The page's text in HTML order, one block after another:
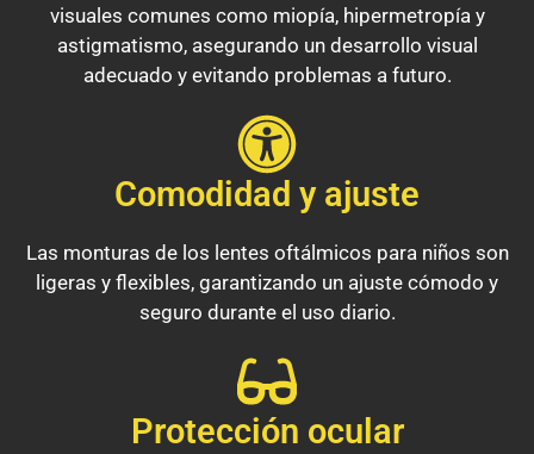
visuales comunes como miopía, hipermetropía y
astigmatismo, asegurando un desarrollo visual
adecuado y evitando problemas a futuro.
Comodidad y ajuste
Las monturas de los lentes oftálmicos para niños son
ligeras y flexibles, garantizando un ajuste cómodo y
seguro durante el uso diario.
Protección ocular